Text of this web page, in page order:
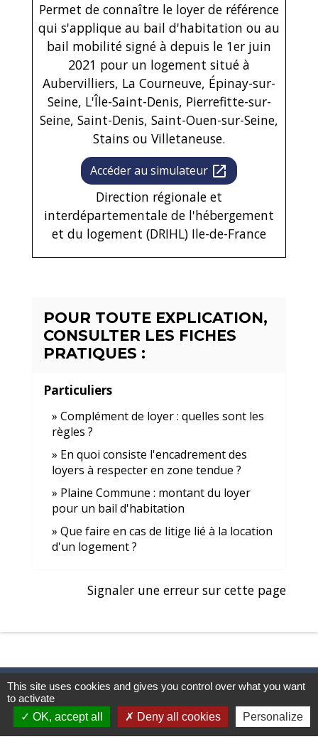
Permet de connaître le loyer de référence
qui s'applique au bail d'habitation ou au
bail mobilité signé à depuis le 1er juin
2021 pour un logement situé à
Aubervilliers, La Courneuve, Épinay-sur-
Seine, L'Île-Saint-Denis, Pierrefitte-sur-
Seine, Saint-Denis, Saint-Ouen-sur-Seine,
Stains ou Villetaneuse.
Accéder au simulateur open_in_new
Direction régionale et
interdépartementale de l'hébergement
et du logement (DRIHL) Ile-de-France
POUR TOUTE EXPLICATION,
CONSULTER LES FICHES
PRATIQUES :
Particuliers
Complément de loyer : quelles sont les
règles ?
En quoi consiste l'encadrement des
loyers à respecter en zone tendue ?
Plaine Commune : montant du loyer
pour un bail d'habitation
Que faire en cas de litige lié à la location
d'un logement ?
Signaler une erreur sur cette page
Contacts et horaires
This site uses cookies and gives you control over what you want
to activate
OK, accept all
Deny all cookies Personalize